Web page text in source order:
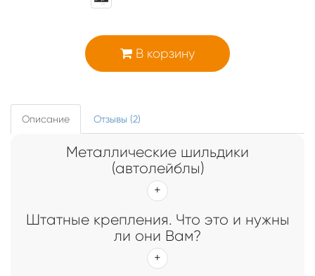
В корзину
Описание Отзывы (2)
Металлические шильдики
(автолейблы)
Штатные крепления. Что это и нужны
ли они Вам?